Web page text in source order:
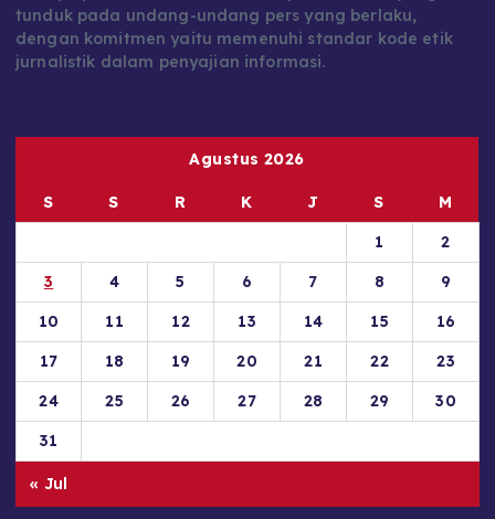
tunduk pada undang-undang pers yang berlaku,
dengan komitmen yaitu memenuhi standar kode etik
jurnalistik dalam penyajian informasi.
Agustus 2026
S S R K J S
M
1
2
3
4 5 6 7 8
9
10
11 12 13 14 15
16
17
18 19 20 21 22
23
24
25 26 27 28 29
30
31
« Jul